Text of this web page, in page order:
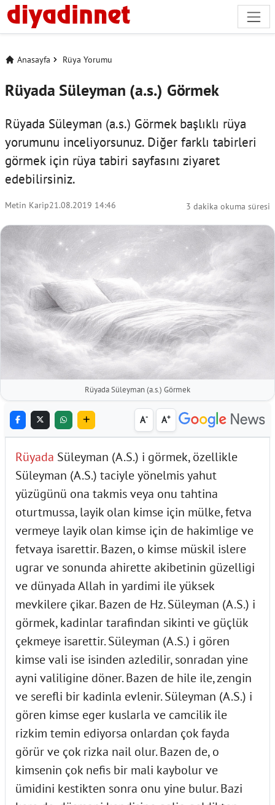
Anasayfa Rüya Yorumu
Rüyada Süleyman (a.s.) Görmek
Rüyada Süleyman (a.s.) Görmek başlıklı rüya
yorumunu inceliyorsunuz. Diğer farklı tabirleri
görmek için rüya tabiri sayfasını ziyaret
edebilirsiniz.
Metin Karip21.08.2019 14:46 3 dakika okuma süresi
Rüyada Süleyman (a.s.) Görmek
A- A+
Rüyada Süleyman (A.S.) i görmek, özellikle
Süleyman (A.S.) taciyle yönelmis yahut
yüzügünü ona takmis veya onu tahtina
oturtmussa, layik olan kimse için mülke, fetva
vermeye layik olan kimse için de hakimlige ve
fetvaya isarettir. Bazen, o kimse müskil islere
ugrar ve sonunda ahirette akibetinin güzelligi
ve dünyada Allah in yardimi ile yüksek
mevkilere çikar. Bazen de Hz. Süleyman (A.S.) i
görmek, kadinlar tarafindan sikinti ve güçlük
çekmeye isarettir. Süleyman (A.S.) i gören
kimse vali ise isinden azledilir, sonradan yine
ayni valiligine döner. Bazen de hile ile, zengin
ve serefli bir kadinla evlenir. Süleyman (A.S.) i
gören kimse eger kuslarla ve camcilik ile
rizkim temin ediyorsa onlardan çok fayda
görür ve çok rizka nail olur. Bazen de, o
kimsenin çok nefis bir mali kaybolur ve
ümidini kestikten sonra onu yine bulur. Bazi